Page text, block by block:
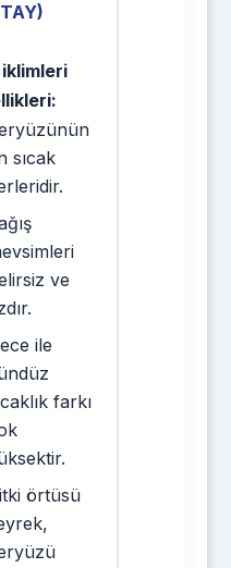
iklimleri
sıcak
ve
ile
farkı
örtüsü